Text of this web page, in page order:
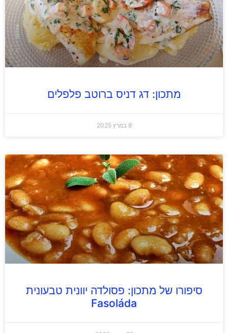
מתכון: דג דניס ברוטב פלפלים
8 במרץ 2025
סיפורו של מתכון: פסולדה יוונית טבעונית
Fasoláda